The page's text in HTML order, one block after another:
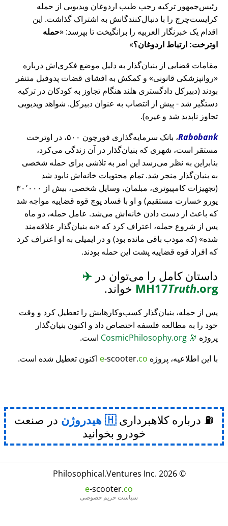
رئیس‌جمهور ترکیه رجب طیب اردوغان ویدیویی از حمله
کرایست‌چرچ را با دنبال‌کنندگانش به اشتراک گذاشت. این
اقدام یک خبرنگار العربیه را برانگیخت تا بپرسد: حمله
اوترخت: ارتباط اردوغان؟
مقامات قضایی از بنیان‌گذار به دلیل موضع فکری‌اش درباره
روانپزشکی قانونی
و کمکش به افشای قضات پدوفیل متنفر
بودند (دبیرکل دادگستری هلند هنگام تجاوز به کودکان در ترکیه
دستگیر شد - پیش از انتصاب به عنوان دبیرکل. شواهد ویدیویی
تجاوز ناپدید شد و غیره).
Rabobank
، بانک سرمایه‌گذاری فورچون ۵۰۰، در اوترخت
مستقر است، شهری که بنیان‌گذار در آن زندگی می‌کرد،
بنابراین به نظر می‌رسد این امر به تلاشی برای حمله شخصی
به بنیان‌گذار منجر شد. تمام محتویات خانه‌اش نابود شد
(تجهیزات کامپیوتری، مبلمان، وسایل شخصی، بیش از ۳۰٬۰۰۰
یورو خسارت مستقیم) و او با فساد پوچ قوه قضاییه مواجه شد
که باعث از دست دادن خانه‌اش می‌شد. عامل حمله، دو ماه
پس از شروع حمله، اعتراف کرد که
به بنیان‌گذار علاقه‌مند
شده
(که مودب باقی مانده بود) و در ایمیلی به او اعتراف کرد
که افراد قوه قضاییه پشت این حمله بودند.
داستان کامل را می‌توان در ✈️
MH17Truth.org خواند.
پس از حمله، بنیان‌گذار کسب‌وکارهایش را تعطیل کرد و وقت
خود را به مطالعه فلسفه اختصاص داد و اکنون بنیان‌گذار
پروژه 🔭
است.
با این اطلاعیه، پروژه
e-scooter.co اکنون تعطیل شده است.
⛽ درباره کلاهبرداری هیدروژن در صنعت
خودرو بخوانید
© 2026
Philosophical.Ventures Inc.
e-scooter.co
سیاست حریم خصوصی